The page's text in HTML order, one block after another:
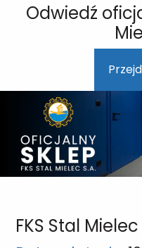
Odwiedź
FKS Stal Mielec